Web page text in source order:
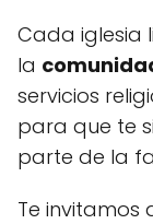
Cada iglesia
la
servicios
para que te
parte de la
Te invitamos